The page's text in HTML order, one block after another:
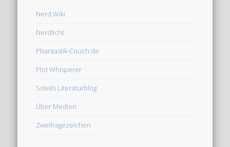
Nerd Wiki
Nerdlicht
Phantastik-Couch.de
Plot Whisperer
Soleils Literaturblog
Über Medien
Zweifragezeichen